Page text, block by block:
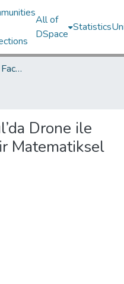
All of
DSpace
Statistics
Mühendislik Fakültesi / Faculty of Engineering
Drone ile
Matematiksel